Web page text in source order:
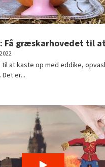
Få græskarhovedet til
at kaste op med eddike,
er...